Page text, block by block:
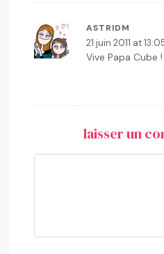
ASTRIDM
21 juin 2011 at
Vive Papa Cube
laisser un